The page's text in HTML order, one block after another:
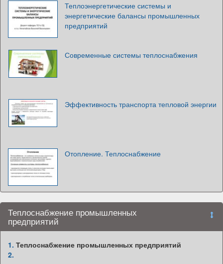
Теплоэнергетические системы и
энергетические балансы промышленных
предприятий
Современные системы теплоснабжения
Эффективность транспорта тепловой энергии
Отопление. Теплоснабжение
Теплоснабжение промышленных
предприятий
1. Теплоснабжение промышленных предприятий
2.